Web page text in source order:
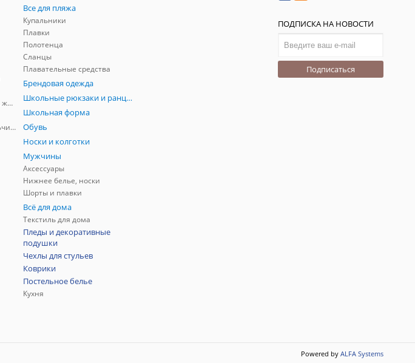
Толстовки, кофты, свитера, жилеты
Нарядная одежда для мальчиков
Все для пляжа
Купальники
Плавки
Полотенца
Сланцы
Плавательные средства
Брендовая одежда
Школьные рюкзаки и ранцы, мешки для обуви
Школьная форма
Обувь
Носки и колготки
Мужчины
Аксессуары
Нижнее белье, носки
Шорты и плавки
Всё для дома
Текстиль для дома
Пледы и декоративные
подушки
Чехлы для стульев
Коврики
Постельное белье
Кухня
ПОДПИСКА НА НОВОСТИ
Подписаться
Powered by ALFA Systems